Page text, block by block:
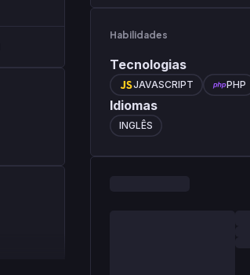
Habilidades
Tecnologias
JAVASCRIPT PHP
Idiomas
INGLÊS